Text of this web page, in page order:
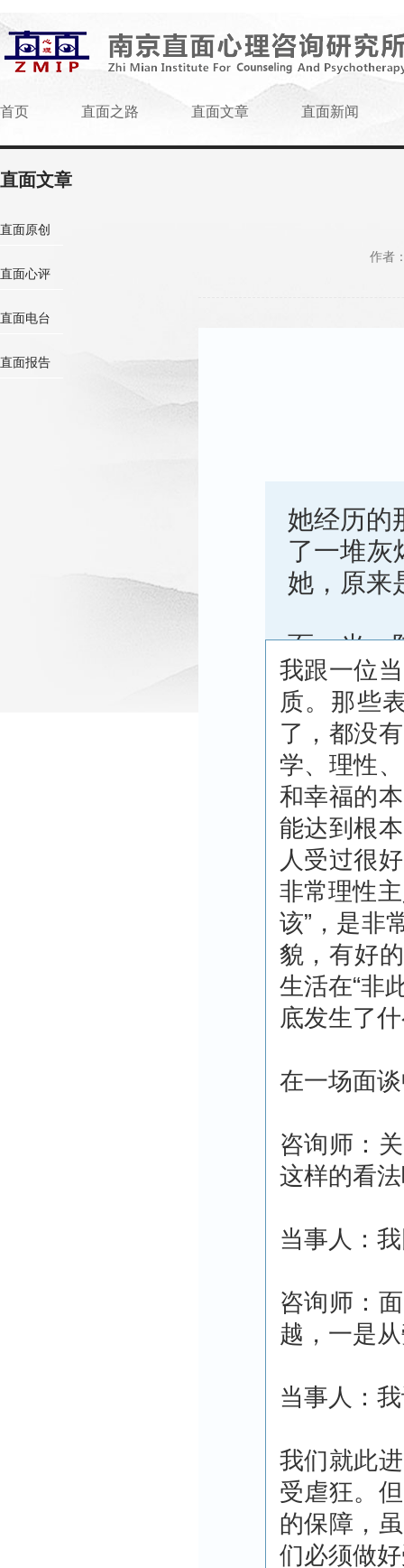
首页 直面之路 直面文章 直面新闻
直面文章
直面原创
直面心评
直面电台
直面报告
作者
她经历的
了一堆灰
她，原来
面，当一
我跟一位
质。那些
了，都没
学、理性
和幸福的
能达到根
人受过很
非常理性
该”，是非
貌，有好
生活在“非
底发生了
在一场面
咨询师：
这样的看
当事人：
咨询师：
越，一是
当事人：
我们就此
受虐狂。
的保障，
们必须做